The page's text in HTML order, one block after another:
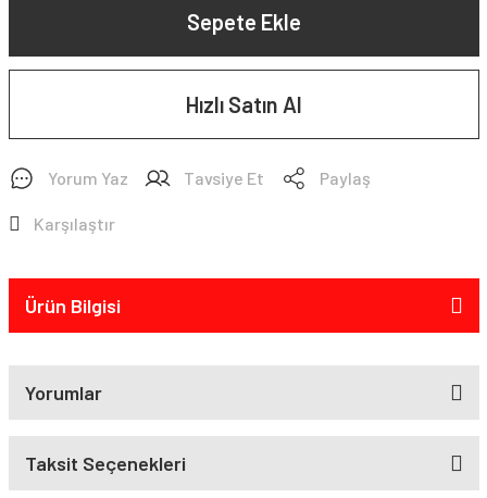
Sepete Ekle
Hızlı Satın Al
Yorum Yaz Tavsiye Et Paylaş
Karşılaştır
Ürün Bilgisi
Yorumlar
Taksit Seçenekleri